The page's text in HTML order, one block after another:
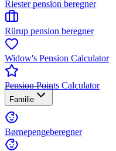
Riester pension beregner
Rürup pension beregner
Widow's Pension Calculator
Pension Points Calculator
Familie
Børnepengeberegner